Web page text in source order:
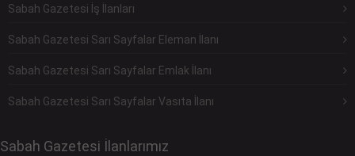
Sabah Gazetesi İş İlanları
Sabah Gazetesi Sarı Sayfalar Eleman İlanı
Sabah Gazetesi Sarı Sayfalar Emlak İlanı
Sabah Gazetesi Sarı Sayfalar Vasıta İlanı
Sabah Gazetesi İlanlarımız